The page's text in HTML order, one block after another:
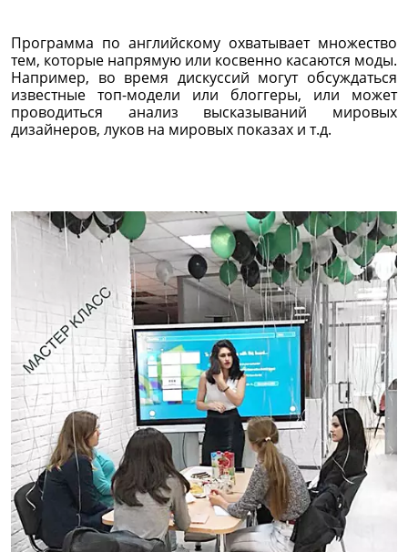
Программа по английскому охватывает множество
тем, которые напрямую или косвенно касаются моды.
Например, во время дискуссий могут обсуждаться
известные топ-модели или блоггеры, или может
проводиться анализ высказываний мировых
дизайнеров, луков на мировых показах и т.д.